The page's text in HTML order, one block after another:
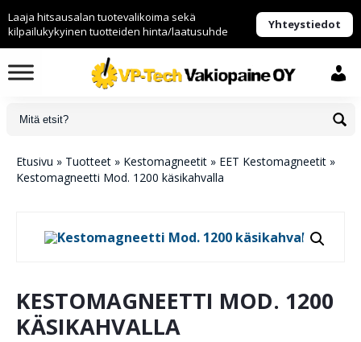
Laaja hitsausalan tuotevalikoima sekä
kilpailukykyinen tuotteiden hinta/laatusuhde
Yhteystiedot
Etusivu » Tuotteet » Kestomagneetit » EET Kestomagneetit »
Kestomagneetti Mod. 1200 käsikahvalla
KESTOMAGNEETTI MOD. 1200
KÄSIKAHVALLA